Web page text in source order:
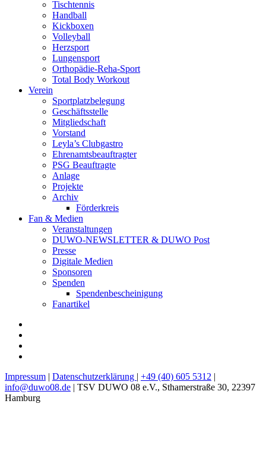
Tischtennis
Handball
Kickboxen
Volleyball
Herzsport
Lungensport
Orthopädie-Reha-Sport
Total Body Workout
Verein
Sportplatzbelegung
Geschäftsstelle
Mitgliedschaft
Vorstand
Leyla’s Clubgastro
Ehrenamtsbeauftragter
PSG Beauftragte
Anlage
Projekte
Archiv
Förderkreis
Fan & Medien
Veranstaltungen
DUWO-NEWSLETTER & DUWO Post
Presse
Digitale Medien
Sponsoren
Spenden
Spendenbescheinigung
Fanartikel
Impressum | Datenschutzerklärung | +49 (40) 605 5312 |
info@duwo08.de | TSV DUWO 08 e.V., Sthamerstraße 30, 22397
Hamburg